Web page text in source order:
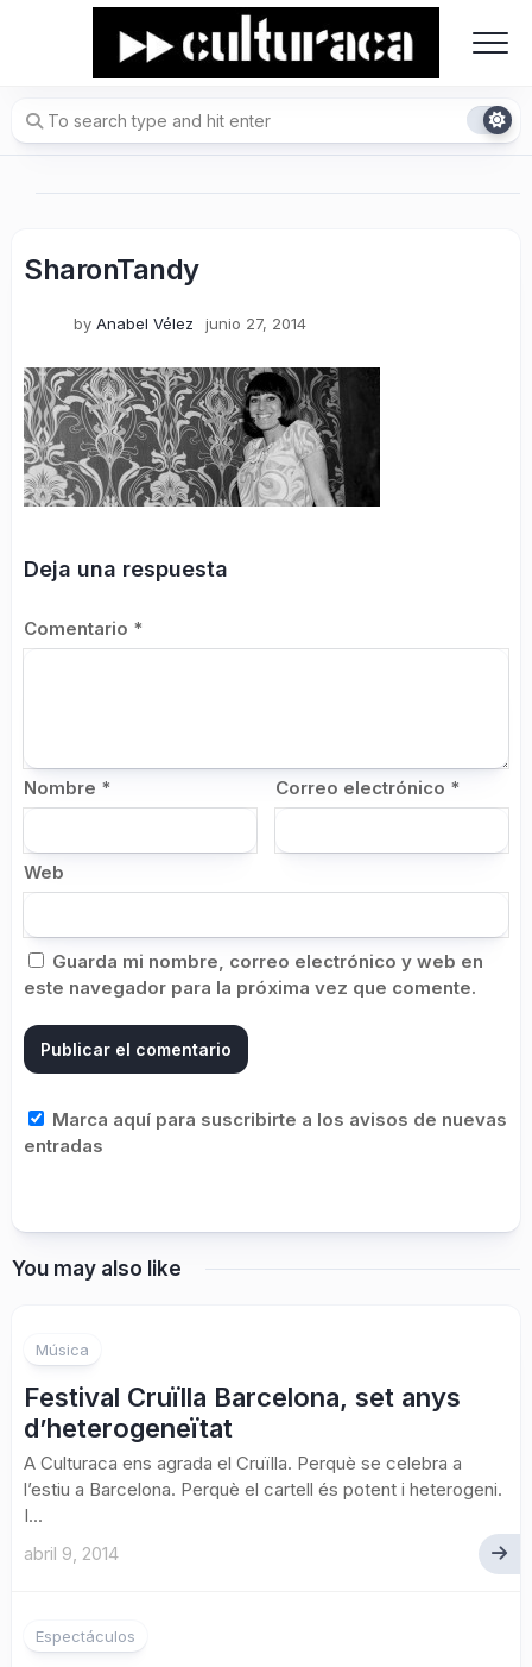
SharonTandy
by Anabel Vélez junio 27, 2014
Deja una respuesta
Comentario *
Nombre * Correo electrónico *
Web
Guarda mi nombre, correo electrónico y web en
este navegador para la próxima vez que comente.
Marca aquí para suscribirte a los avisos de nuevas
entradas
You may also like
Música
Festival Cruïlla Barcelona, set anys
d’heterogeneïtat
A Culturaca ens agrada el Cruïlla. Perquè se celebra a
l’estiu a Barcelona. Perquè el cartell és potent i heterogeni.
I...
abril 9, 2014
Espectáculos